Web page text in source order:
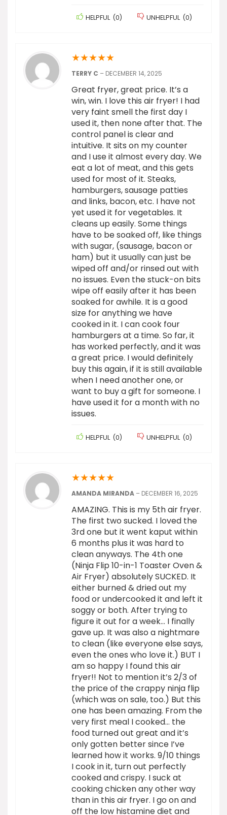
HELPFUL (0) UNHELPFUL (0)
★★★★★
TERRY C – DECEMBER 14, 2025
Great fryer, great price. It’s a
win, win. I love this air fryer! I had
very faint smell the first day I
used it, then none after that. The
control panel is clear and
intuitive. It sits on my counter
and I use it almost every day. We
eat a lot of meat, and this gets
used for most of it. Steaks,
hamburgers, sausage patties
and links, bacon, etc. I have not
yet used it for vegetables. It
cleans up easily. Some things
have to be soaked off, like things
with sugar, (sausage, bacon or
ham) but it usually can just be
wiped off and/or rinsed out with
no issues. Even the stuck-on bits
wipe off easily after it has been
soaked for awhile. It is a good
size for anything we have
cooked in it. I can cook four
hamburgers at a time. So far, it
has worked perfectly, and it was
a great price. I would definitely
buy this again, if it is still available
when I need another one, or
want to buy a gift for someone. I
have used it for a month with no
issues.
HELPFUL (0) UNHELPFUL (0)
★★★★★
AMANDA MIRANDA – DECEMBER 16, 2025
AMAZING. This is my 5th air fryer.
The first two sucked. I loved the
3rd one but it went kaput within
6 months plus it was hard to
clean anyways. The 4th one
(Ninja Flip 10-in-1 Toaster Oven &
Air Fryer) absolutely SUCKED. It
either burned & dried out my
food or undercooked it and left it
soggy or both. After trying to
figure it out for a week… I finally
gave up. It was also a nightmare
to clean (like everyone else says,
even the ones who love it.) BUT I
am so happy I found this air
fryer!! Not to mention it’s 2/3 of
the price of the crappy ninja flip
(which was on sale, too.) But this
one has been amazing. From the
very first meal I cooked… the
food turned out great and it’s
only gotten better since I’ve
learned how it works. 9/10 things
I cook in it, turn out perfectly
cooked and crispy. I suck at
cooking chicken any other way
than in this air fryer. I go on and
off the low histamine diet and